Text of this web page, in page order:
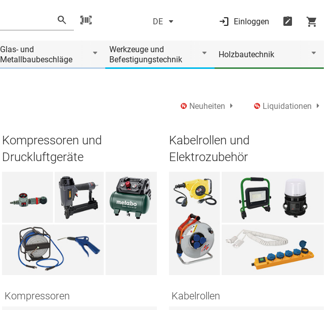
DE Einloggen
Glas- und
Metallbaubeschläge
Werkzeuge und
Befestigungstechnik
Holzbautechnik
Neuheiten Liquidationen
Kompressoren und
Druckluftgeräte
Kompressoren
Kabelrollen und
Elektrozubehör
Kabelrollen